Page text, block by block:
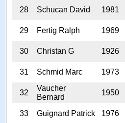
28
Schucan David 1981
29 Fertig Ralph 1969
30
Christan G 1926
31
Schmid Marc 1973
32
Vaucher
Bernard
1950
33
Guignard Patrick 1976